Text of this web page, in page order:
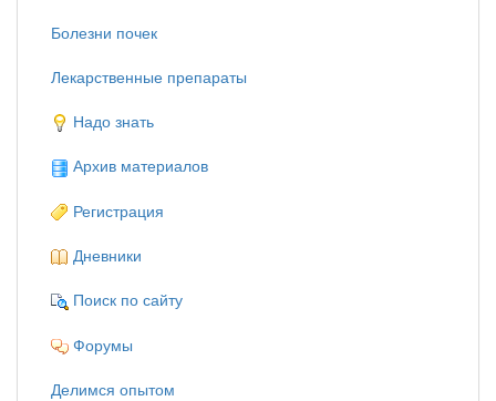
Болезни почек
Лекарственные препараты
Надо знать
Архив материалов
Регистрация
Дневники
Поиск по сайту
Форумы
Делимся опытом